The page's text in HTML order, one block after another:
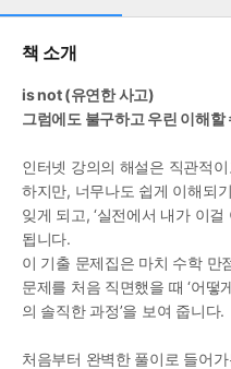
책 소개
is not (유연한 사고)
그럼에도 불구하고 우린 이해할
인터넷 강의의 해설은 직관적
하지만, 너무나도 쉽게 이해되
잊게 되고, ‘실전에서 내가 이
됩니다.
이 기출 문제집은 마치 수학 만
문제를 처음 직면했을 때 ‘어떻
의 솔직한 과정’을 보여 줍니다.
처음부터 완벽한 풀이로 들어